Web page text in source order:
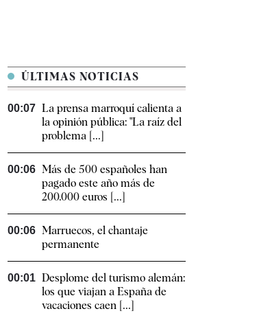
ÚLTIMAS NOTICIAS
00:07 La prensa marroquí calienta a
la opinión pública: "La raíz del
problema [...]
00:06 Más de 500 españoles han
pagado este año más de
200.000 euros [...]
00:06 Marruecos, el chantaje
permanente
00:01 Desplome del turismo alemán:
los que viajan a España de
vacaciones caen [...]